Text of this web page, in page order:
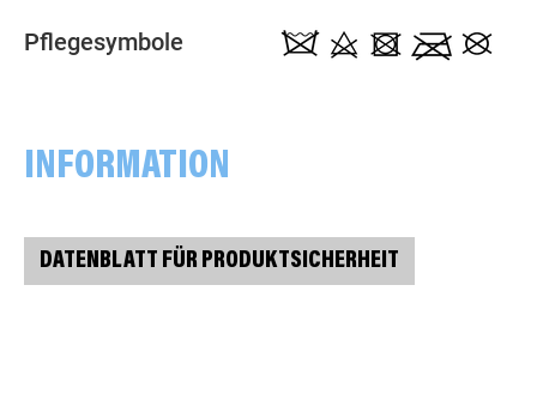
Pflegesymbole
INFORMATION
DATENBLATT FÜR PRODUKTSICHERHEIT